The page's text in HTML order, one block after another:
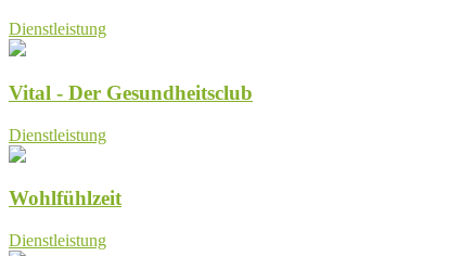
Dienstleistung
Vital - Der Gesundheitsclub
Dienstleistung
Wohlfühlzeit
Dienstleistung